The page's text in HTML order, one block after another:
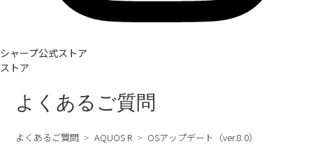
シャープ公式ストア
ストア
よくあるご質問
よくあるご質問 AQUOS R OSアップデート（ver.8.0）